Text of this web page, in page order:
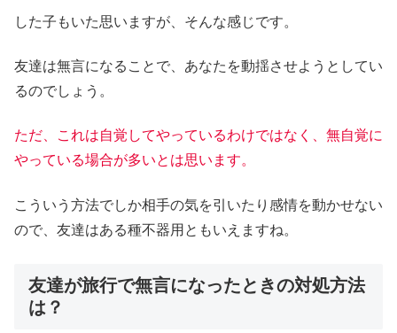
した子もいた思いますが、そんな感じです。
友達は無言になることで、あなたを動揺させようとしてい
るのでしょう。
ただ、これは自覚してやっているわけではなく、無自覚に
やっている場合が多いとは思います。
こういう方法でしか相手の気を引いたり感情を動かせない
ので、友達はある種不器用ともいえますね。
友達が旅行で無言になったときの対処方法
は？